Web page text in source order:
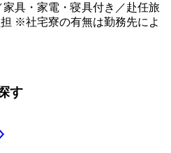
具・家電・寝具付き／赴任旅
※社宅寮の有無は勤務先によ
す